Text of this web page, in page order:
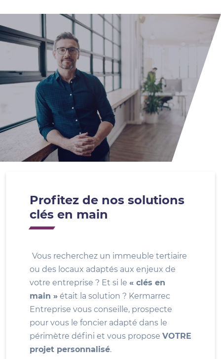
Profitez de nos solutions
clés en main
Vous recherchez un immeuble tertiaire
ou des locaux adaptés aux enjeux de
votre entreprise ? Et si le « clés en
main » était la solution ? Kermarrec
Entreprise vous conseille, prospecte
pour vous le foncier adapté dans le
périmètre défini et vous propose VOTRE
projet personnalisé.